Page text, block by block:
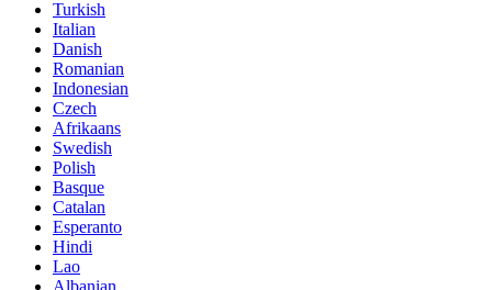
Turkish
Italian
Danish
Romanian
Indonesian
Czech
Afrikaans
Swedish
Polish
Basque
Catalan
Esperanto
Hindi
Lao
Albanian